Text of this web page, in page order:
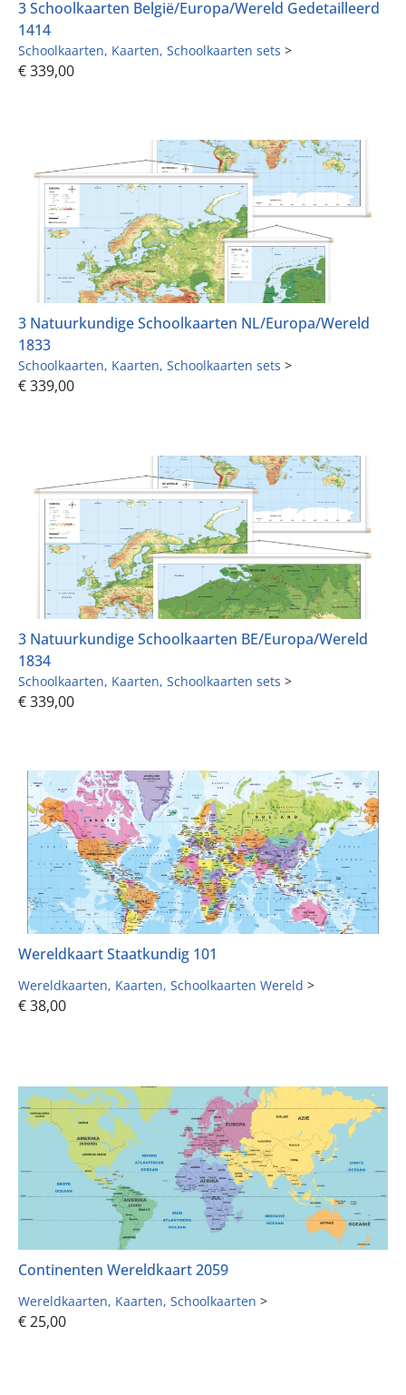
3 Schoolkaarten België/Europa/Wereld Gedetailleerd
1414
Schoolkaarten Kaarten Schoolkaarten sets >
€339,00
3 Natuurkundige Schoolkaarten NL/Europa/Wereld
1833
Schoolkaarten Kaarten Schoolkaarten sets >
€339,00
3 Natuurkundige Schoolkaarten BE/Europa/Wereld
1834
Schoolkaarten Kaarten Schoolkaarten sets >
€339,00
Wereldkaart Staatkundig 101
Wereldkaarten Kaarten Schoolkaarten Wereld >
€38,00
Continenten Wereldkaart 2059
Wereldkaarten Kaarten Schoolkaarten >
€25,00